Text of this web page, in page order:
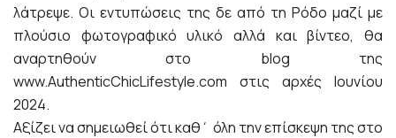
λάτρεψε. Οι εντυπώσεις της δε από τη Ρόδο μαζί με
πλούσιο φωτογραφικό υλικό αλλά και βίντεο, θα
αναρτηθούν στο blog της
www.AuthenticChicLifestyle.com στις αρχές Ιουνίου
2024.
Αξίζει να σημειωθεί ότι καθ΄ όλη την επίσκεψη της στο